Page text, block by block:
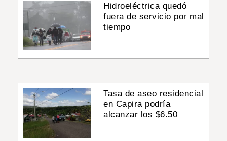
Hidroeléctrica quedó
fuera de servicio por mal
tiempo
Tasa de aseo residencial
en Capira podría
alcanzar los $6.50